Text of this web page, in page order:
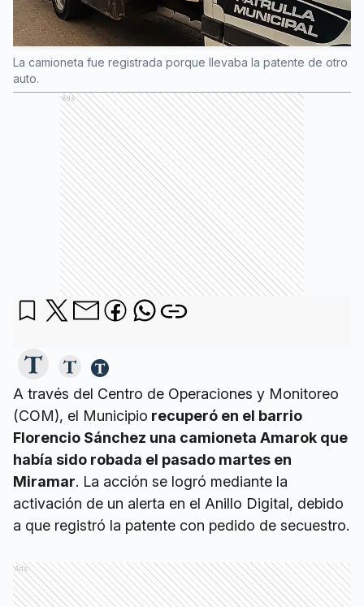
La camioneta fue registrada porque llevaba la patente de otro
auto.
Ads
A través del Centro de Operaciones y Monitoreo
(COM), el Municipio recuperó en el barrio
Florencio Sánchez una camioneta Amarok que
había sido robada el pasado martes en
Miramar. La acción se logró mediante la
activación de un alerta en el Anillo Digital, debido
a que registró la patente con pedido de secuestro.
Ads